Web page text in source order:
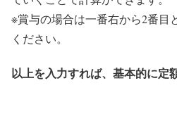
※賞与の場合は一番右から2番目
ください。
以上を入力すれば、基本的に定